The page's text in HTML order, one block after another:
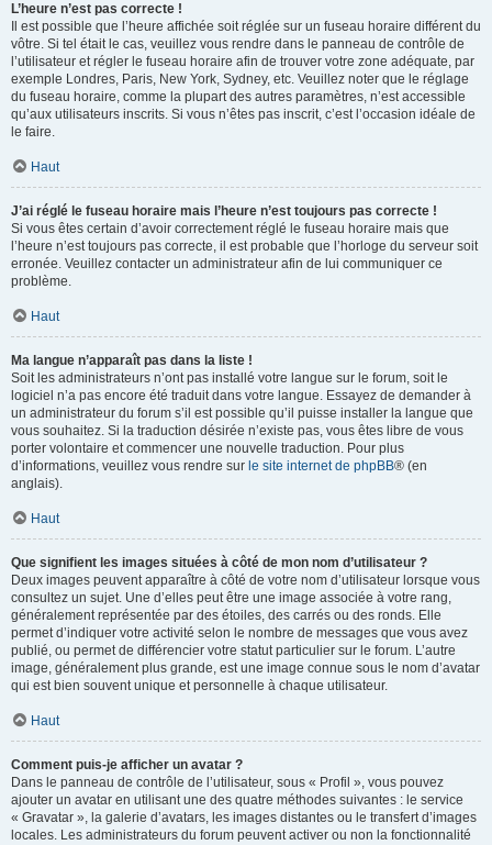
L’heure n’est pas correcte !
Il est possible que l’heure affichée soit réglée sur un fuseau horaire différent du
vôtre. Si tel était le cas, veuillez vous rendre dans le panneau de contrôle de
l’utilisateur et régler le fuseau horaire afin de trouver votre zone adéquate, par
exemple Londres, Paris, New York, Sydney, etc. Veuillez noter que le réglage
du fuseau horaire, comme la plupart des autres paramètres, n’est accessible
qu’aux utilisateurs inscrits. Si vous n’êtes pas inscrit, c’est l’occasion idéale de
le faire.
Haut
J’ai réglé le fuseau horaire mais l’heure n’est toujours pas correcte !
Si vous êtes certain d’avoir correctement réglé le fuseau horaire mais que
l’heure n’est toujours pas correcte, il est probable que l’horloge du serveur soit
erronée. Veuillez contacter un administrateur afin de lui communiquer ce
problème.
Haut
Ma langue n’apparaît pas dans la liste !
Soit les administrateurs n’ont pas installé votre langue sur le forum, soit le
logiciel n’a pas encore été traduit dans votre langue. Essayez de demander à
un administrateur du forum s’il est possible qu’il puisse installer la langue que
vous souhaitez. Si la traduction désirée n’existe pas, vous êtes libre de vous
porter volontaire et commencer une nouvelle traduction. Pour plus
d’informations, veuillez vous rendre sur le site internet de phpBB® (en
anglais).
Haut
Que signifient les images situées à côté de mon nom d’utilisateur ?
Deux images peuvent apparaître à côté de votre nom d’utilisateur lorsque vous
consultez un sujet. Une d’elles peut être une image associée à votre rang,
généralement représentée par des étoiles, des carrés ou des ronds. Elle
permet d’indiquer votre activité selon le nombre de messages que vous avez
publié, ou permet de différencier votre statut particulier sur le forum. L’autre
image, généralement plus grande, est une image connue sous le nom d’avatar
qui est bien souvent unique et personnelle à chaque utilisateur.
Haut
Comment puis-je afficher un avatar ?
Dans le panneau de contrôle de l’utilisateur, sous « Profil », vous pouvez
ajouter un avatar en utilisant une des quatre méthodes suivantes : le service
« Gravatar », la galerie d’avatars, les images distantes ou le transfert d’images
locales. Les administrateurs du forum peuvent activer ou non la fonctionnalité